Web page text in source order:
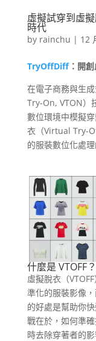
虛擬試穿到虛
時代
by rainchu | 12
TryOffDiff：開
在電子商務與生
Try-On, VTON）
數位環境中模擬
衣（Virtual Try-
的服裝數位化處理
什麼是 VTOFF？
虛擬脫衣（
準化的服裝影像
的好處是幫助你
戰在於，如何準
時去除穿著者的